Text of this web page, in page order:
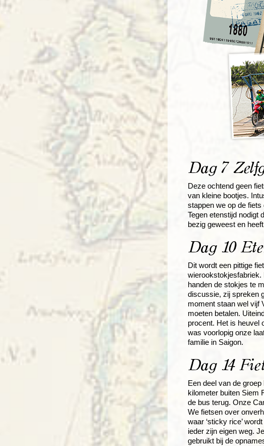
Dag 7
Deze ochtend geen
van kleine bootjes.
stappen we op de
Tegen etenstijd nodigt
bezig geweest en
Dag 10
Dit wordt een pittige
wierookstokjesfabriek.
handen de stokjes te
discussie, zij spreken
moment staan wel vijf
moeten betalen.
procent. Het is heuvel
was voorlopig onze
familie in Saigon.
Dag 14
Een deel van de
kilometer buiten Siem
de bus terug. Onze
We fietsen over
waar ‘sticky rice’
ieder zijn eigen weg.
gebruikt bij de